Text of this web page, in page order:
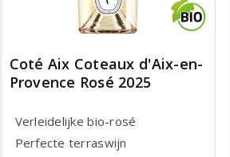
Coté Aix Coteaux d'Aix-en-
Provence Rosé 2025
Verleidelijke bio-rosé
Perfecte terraswijn